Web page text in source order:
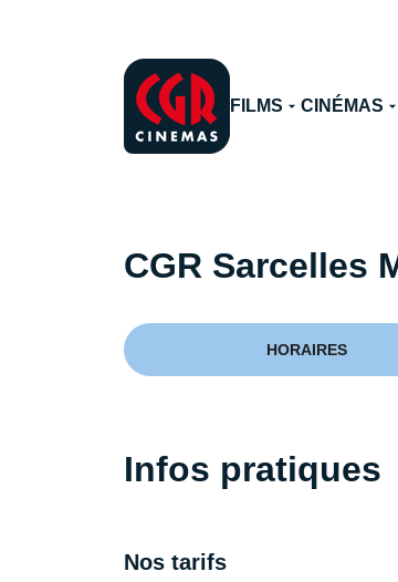
FILMS CINÉMAS
CGR Sarcelles
HORAIRES
Infos pratiques
Nos tarifs